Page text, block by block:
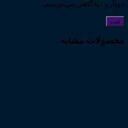
دوباره دیدگاهی می‌نویسم.
محصولات مشابه